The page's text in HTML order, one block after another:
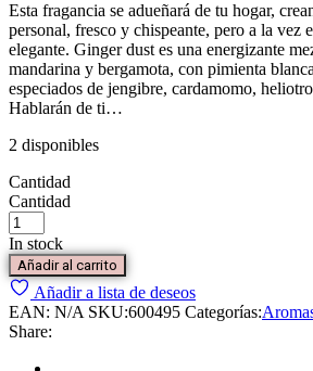
Esta fragancia se adueñará de tu hogar,
personal, fresco y chispeante, pero a la vez
elegante. Ginger dust es una energizante
mandarina y bergamota, con pimienta
especiados de jengibre, cardamomo,
Hablarán de ti…
2 disponibles
Cantidad
Cantidad
In stock
Añadir al carrito
Añadir a lista de deseos
EAN: N/A SKU:600495 Categorías:
Share: